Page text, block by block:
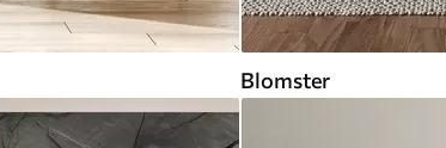
Blomster